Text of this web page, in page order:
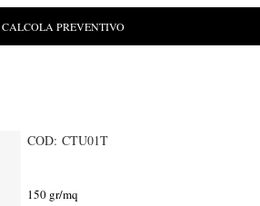
CALCOLA PREVENTIVO
COD: CTU01T
150 gr/mq